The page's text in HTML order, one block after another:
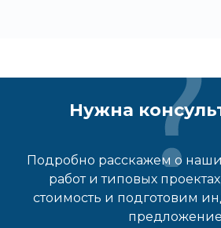
Нужна
Подробно расскажем о
работ и типовых
стоимость и подготовим